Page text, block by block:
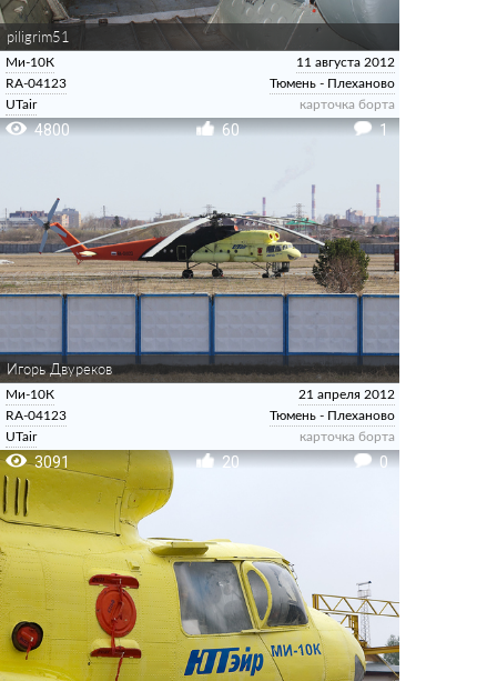
piligrim51
Ми-10К
RA-04123
UTair
11 августа 2012
Тюмень - Плеханово
карточка борта
4800 60 1
Игорь Двуреков
Ми-10К
RA-04123
UTair
21 апреля 2012
Тюмень - Плеханово
карточка борта
3091 20 0